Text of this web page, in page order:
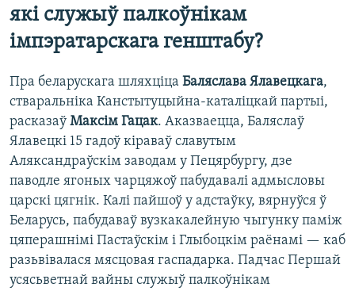
які служыў палкоўнікам
імпэратарскага генштабу?
Пра беларускага шляхціца Баляслава Ялавецкага,
стваральніка Канстытуцыйна-каталіцкай партыі,
расказаў Максім Гацак. Аказваецца, Баляслаў
Ялавецкі 15 гадоў кіраваў славутым
Аляксандраўскім заводам у Пецярбургу, дзе
паводле ягоных чарцяжоў пабудавалі адмысловы
царскі цягнік. Калі пайшоў у адстаўку, вярнуўся ў
Беларусь, пабудаваў вузкакалейную чыгунку паміж
цяперашнімі Пастаўскім і Глыбоцкім раёнамі — каб
разьвівалася мясцовая гаспадарка. Падчас Першай
усясьветнай вайны служыў палкоўнікам